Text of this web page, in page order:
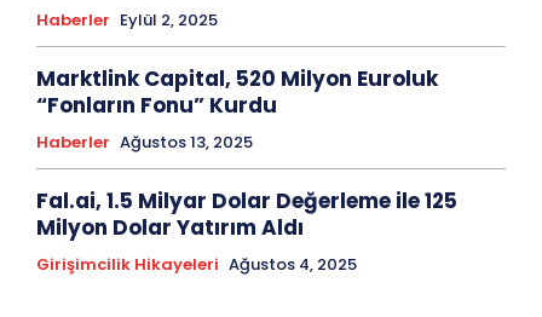
Haberler Eylül 2, 2025
Marktlink Capital, 520 Milyon Euroluk
“Fonların Fonu” Kurdu
Haberler Ağustos 13, 2025
Fal.ai, 1.5 Milyar Dolar Değerleme ile 125
Milyon Dolar Yatırım Aldı
Girişimcilik Hikayeleri Ağustos 4, 2025